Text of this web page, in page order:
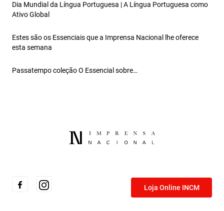
Dia Mundial da Língua Portuguesa | A Língua Portuguesa como
Ativo Global
Estes são os Essenciais que a Imprensa Nacional lhe oferece
esta semana
Passatempo coleção O Essencial sobre…
Loja Online INCM